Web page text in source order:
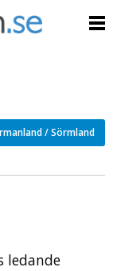
/ Sörmland
ledande